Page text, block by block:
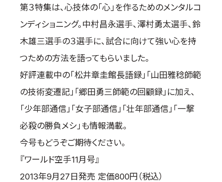
よくある質問
本サイトについて
プライバシーポリシー
サイトマップ
日本語
第３特集は、心技体の「心」を作るためのメンタルコ
ンディショニング。中村昌永選手、澤村勇太選手、鈴
木雄三選手の３選手に、試合に向けて強い心を持
つための方法を語ってもらいました。
好評連載中の「松井章圭館長語録」「山田雅稔師範
の技術変遷記」「郷田勇三師範の回顧録」に加え、
「少年部通信」「女子部通信」「壮年部通信」「一撃
必殺の勝負メシ」も情報満載。
今号もどうぞご期待ください。
『ワールド空手11月号』
2013年9月27日発売 定価800円（税込）